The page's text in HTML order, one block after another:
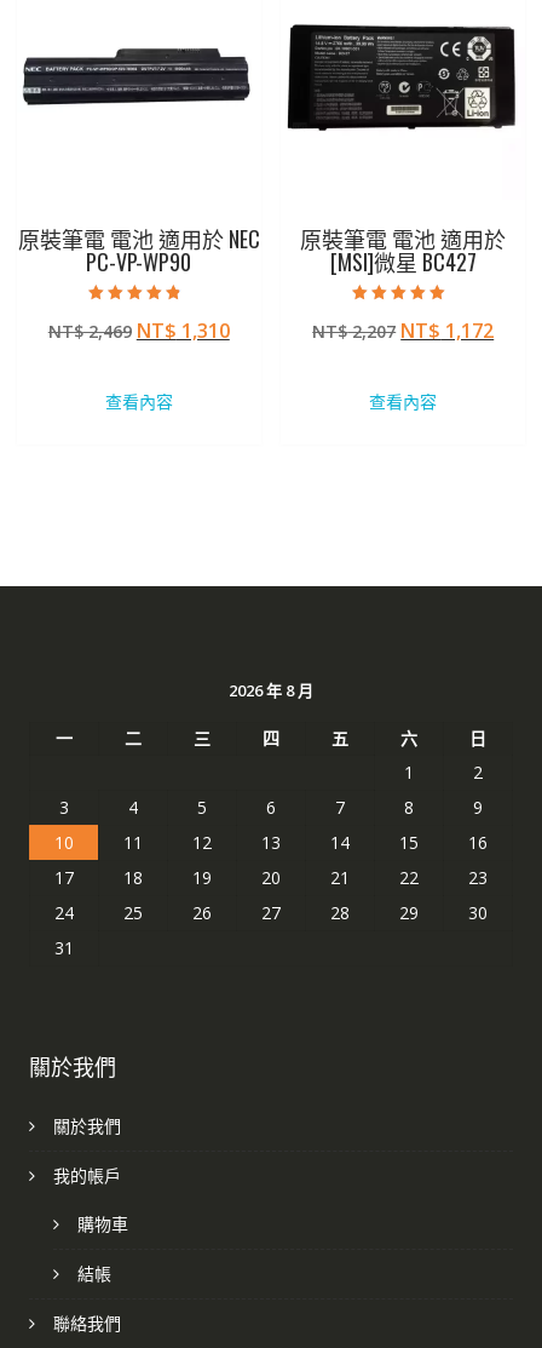
原裝筆電 電池 適用於 NEC
PC-VP-WP90
4.50
滿分 5
NT$2,469 原
格：
NT$ 1,310目
查看內容
原裝筆電 電池 適用於
[MSI]微星 BC427
5.00
滿分 5
NT$2,207 原
格：
NT$ 1,172目
查看內容
2026 年 8 月
一 二 三 四 五 六
日
1
2
3
4 5 6 7 8
9
10
11 12 13 14 15
16
17
18 19 20 21 22
23
24
25 26 27 28 29
30
31
關於我們
關於我們
我的帳戶
購物車
結帳
聯絡我們